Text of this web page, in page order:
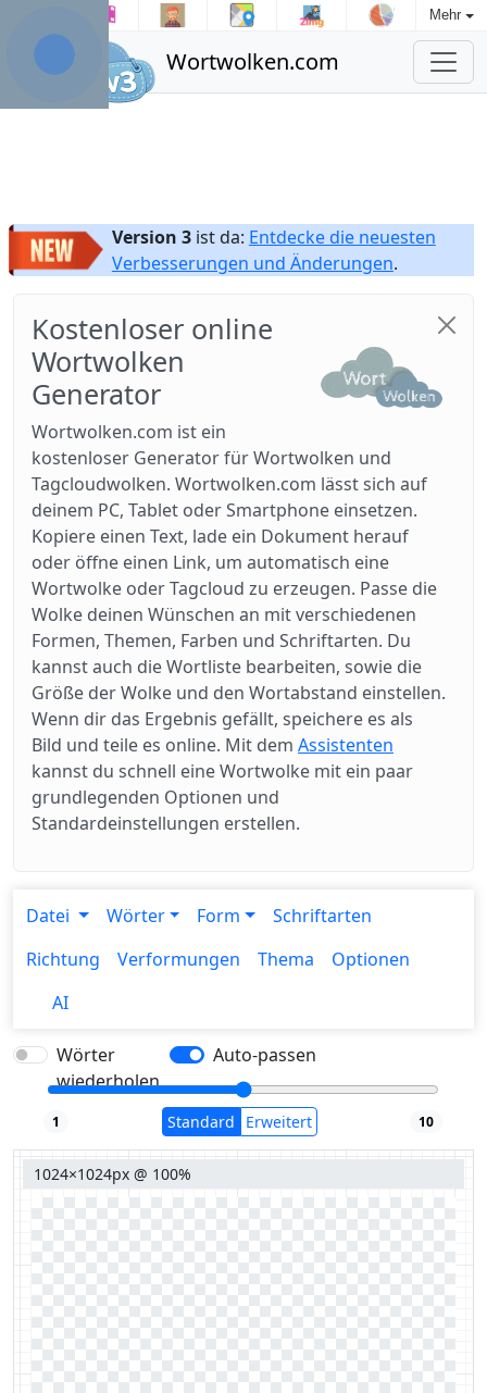
Mehr
Wortwolken.com
Version 3ist da: Entdecke die neuesten
Verbesserungen und Änderungen.
Kostenloser online
Wortwolken
Generator
Wortwolken.com ist ein
kostenloser Generator für Wortwolken und
Tagcloudwolken. Wortwolken.com lässt sich auf
deinem PC, Tablet oder Smartphone einsetzen.
Kopiere einen Text, lade ein Dokument herauf
oder öffne einen Link, um automatisch eine
Wortwolke oder Tagcloud zu erzeugen. Passe die
Wolke deinen Wünschen an mit verschiedenen
Formen, Themen, Farben und Schriftarten. Du
kannst auch die Wortliste bearbeiten, sowie die
Größe der Wolke und den Wortabstand einstellen.
Wenn dir das Ergebnis gefällt, speichere es als
Bild und teile es online. Mit dem Assistenten
kannst du schnell eine Wortwolke mit ein paar
grundlegenden Optionen und
Standardeinstellungen erstellen.
Datei Wörter Form
Schriftarten
Richtung
Verformungen Thema
Optionen
AI
Wörter
wiederholen
Auto-passen
1 Standard Erweitert 10
1024×1024px @ 100%